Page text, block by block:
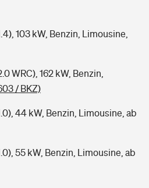
103 kW, Benzin, Limousine,
WRC), 162 kW, Benzin,
/ BKZ)
44 kW, Benzin, Limousine, ab
55 kW, Benzin, Limousine, ab